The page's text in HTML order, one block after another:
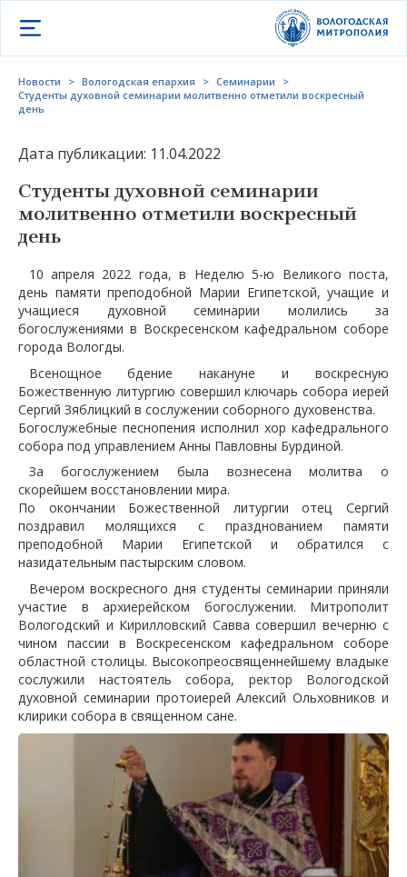
Открыть меню
Новости > Вологодская епархия > Семинарии
>
Студенты духовной семинарии молитвенно отметили воскресный
день
Дата публикации: 11.04.2022
Студенты духовной семинарии
молитвенно отметили воскресный
день
10 апреля 2022 года, в Неделю 5-ю Великого поста,
день памяти преподобной Марии Египетской, учащие и
учащиеся духовной семинарии молились за
богослужениями в Воскресенском кафедральном соборе
города Вологды.
Всенощное бдение накануне и воскресную
Божественную литургию совершил ключарь собора иерей
Сергий Зяблицкий в сослужении соборного духовенства.
Богослужебные песнопения исполнил хор кафедрального
собора под управлением Анны Павловны Бурдиной.
За богослужением была вознесена молитва о
скорейшем восстановлении мира.
По окончании Божественной литургии отец Сергий
поздравил молящихся с празднованием памяти
преподобной Марии Египетской и обратился с
назидательным пастырским словом.
Вечером воскресного дня студенты семинарии приняли
участие в архиерейском богослужении. Митрополит
Вологодский и Кирилловский Савва совершил вечерню с
чином пассии в Воскресенском кафедральном соборе
областной столицы. Высокопреосвященнейшему владыке
сослужили настоятель собора, ректор Вологодской
духовной семинарии протоиерей Алексий Ольховников и
клирики собора в священном сане.